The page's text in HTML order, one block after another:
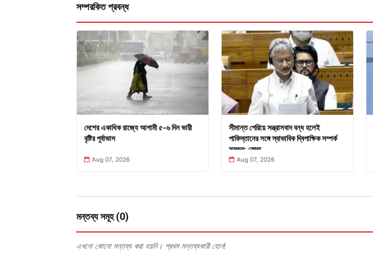
সম্পরকিত প্রবন্ধ
দেশের একাধিক রাজ্যে আগামী ৫-৬ দিন ভারী
বৃষ্টির পূর্বাভাস
Aug 07, 2026
সীমান্ত পেরিয়ে সন্ত্রাসবাদ বন্ধ হলেই
পাকিস্তানের সঙ্গে স্বাভাবিক দ্বিপাক্ষিক সম্পর্ক
সম্ভব: কেন্দ্র
Aug 07, 2026
মন্তব্য সমূহ (0)
এখনো কোনো মন্তব্য করা হয়নি। প্রথম মন্তব্যকারী হোন!